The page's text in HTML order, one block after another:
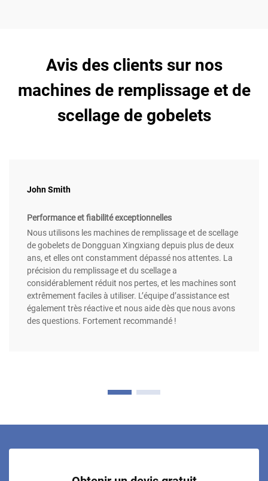
Avis des clients sur nos
machines de remplissage et de
scellage de gobelets
John Smith
Performance et fiabilité exceptionnelles
Nous utilisons les machines de remplissage et de scellage
de gobelets de Dongguan Xingxiang depuis plus de deux
ans, et elles ont constamment dépassé nos attentes. La
précision du remplissage et du scellage a
considérablement réduit nos pertes, et les machines sont
extrêmement faciles à utiliser. L’équipe d’assistance est
également très réactive et nous aide dès que nous avons
des questions. Fortement recommandé !